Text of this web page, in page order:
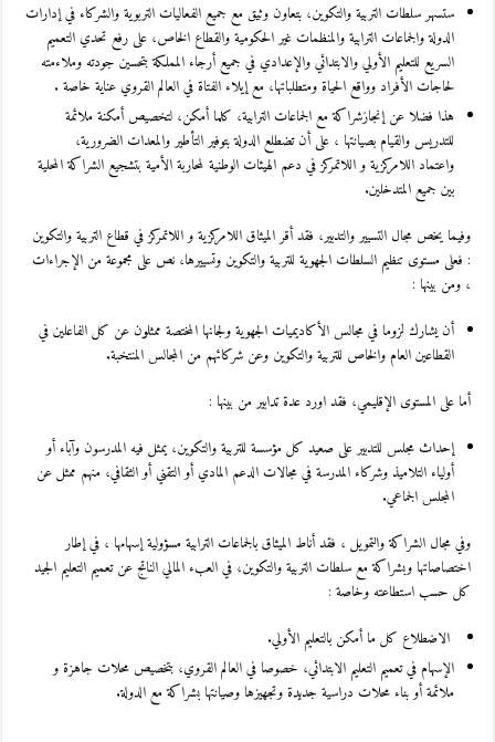
ستسهر سلطات التربية والتكوين، بتعاون وثيق مع جميع الفعاليات التربوية والشركاء في إدارات
الدولة والجماعات الترابية والمنظمات غير الحكومية والقطاع الخاص، على رفع تحدي التعميم
السريع للتعليم الأولي والابتدائي والإعدادي في جميع أرجاء المملكة بتحسين جودته وملاءمته
لحاجات الأفراد وواقع الحياة ومتطلباتها، مع إيلاء الفتاة في العالم القروي عناية خاصة .
هذا فضلا عن إنجازشراكة مع الجماعات الترابية، كلما أمكن، لتخصيص أمكنة ملائمة
للتدريس والقيام بصيانتها ، على أن تضطلع الدولة بتوفير التأطير والمعدات الضرورية،
واعتماد اللامركزية و اللاتمركز في دعم الهيئات الوطنية لمحاربة الأمية بتشجيع الشراكة المحلية
بين جميع المتدخلين.
وفيما يخص مجال التسيير والتدبير، فقد أقر الميثاق اللامركزية و اللاتمركز في قطاع التربية والتكوين
: فعلى مستوى تنظيم السلطات الجهوية للتربية والتكوين وتسييرها، نص على مجموعة من الإجراءات
، ومن بينها :
أن يشارك لزوما في مجالس الأكاديميات الجهوية ولجانها المختصة ممثلون عن كل الفاعلين في
القطاعين العام والخاص للتربية والتكوين وعن شركائهم من المجالس المنتخبة.
أما على المستوى الإقليمي، فقد اورد عدة تدابير من بينها :
إحداث مجلس للتدبير على صعيد كل مؤسسة للتربية والتكوين، يمثل فيه المدرسون وآباء أو
أولياء التلاميذ وشركاء المدرسة في مجالات الدعم المادي أو التقني أو الثقافي، منهم ممثل عن
المجلس الجماعي.
وفي مجال الشراكة والتمويل ، فقد أناط الميثاق بالجماعات الترابية مسؤولية إسهامها ، في إطار
اختصاصاتها وبشراكة مع سلطات التربية والتكوين، في العبء المالي الناتج عن تعميم التعليم الجيد
كل حسب استطاعته وخاصة :
الاضطلاع كل ما أمكن بالتعليم الأولي.
الإسهام في تعميم التعليم الابتدائي، خصوصا في العالم القروي، بتخصيص محلات جاهزة و
ملائمة أو بناء محلات دراسية جديدة وتجهيزها وصيانتها بشراكة مع الدولة.